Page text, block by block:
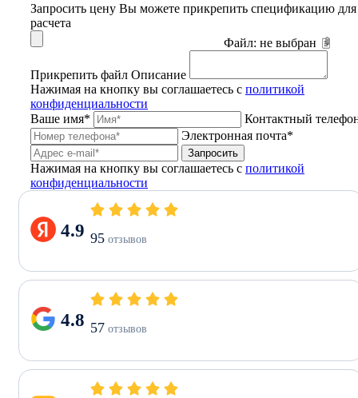
Запросить цену Вы можете прикрепить спецификацию для
расчета
Файл: не выбран
Прикрепить файл Описание
Нажимая на кнопку вы соглашаетесь с политикой
конфиденциальности
Ваше имя*
Контактный
Электронная почта*
Запросить
Нажимая на кнопку вы соглашаетесь с политикой
конфиденциальности
4.9 95 отзывов
4.8 57 отзывов